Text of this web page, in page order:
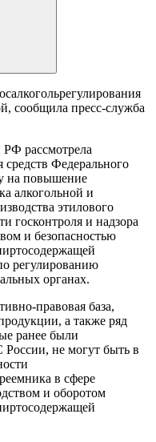
сообщила пресс-служба
РФ рассмотрела
средств Федерального
на повышение
алкогольной и
этилового
госконтроля и надзора
и безопасностью
регулированию
органах.
правовая база,
а также ряд
ранее были
не могут быть в
в сфере
и оборотом